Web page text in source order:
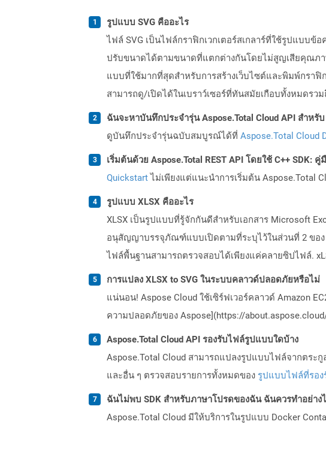
รูปแบบ SVG คืออะไร
ไฟล์ SVG เป็นไฟล์กราฟิกเวกเตอร์สเกลาร์ที่ใช้รูปแบบข้
ปรับขนาดได้ตามขนาดที่แตกต่างกันโดยไม่สูญเสียคุณภา
แบบที่ใช้มากที่สุดสำหรับการสร้างเว็บไซต์และพิมพ์กรา
สามารถดู/เปิดได้ในเบราว์เซอร์ที่ทันสมัยเกือบทั้งหมดรวม
ฉันจะหาบันทึกประจำรุ่น Aspose.Total Cloud API สำหรั
ดูบันทึกประจำรุ่นฉบับสมบูรณ์ได้ที่ Aspose.Total Cloud
เริ่มต้นด้วย Aspose.Total REST API โดยใช้ C++ SDK:
Quickstartไม่เพียงแต่แนะนำการเริ่มต้น Aspose.Total
รูปแบบ XLSX คืออะไร
XLSX เป็นรูปแบบที่รู้จักกันดีสำหรับเอกสาร Microsoft
อนุสัญญาบรรจุภัณฑ์แบบเปิดตามที่ระบุไว้ในส่วนที่ 2 ของ
ไฟล์พื้นฐานสามารถตรวจสอบได้เพียงแค่คลายซิปไฟล์.
การแปลง XLSX to SVG ในระบบคลาวด์ปลอดภัยหรือไม่
แน่นอน! Aspose Cloud ใช้เซิร์ฟเวอร์คลาวด์ Amazon
ความปลอดภัยของ Aspose](https://
Aspose.Total Cloud API รองรับไฟล์รูปแบบใดบ้าง
Aspose.Total Cloud สามารถแปลงรูปแบบไฟล์จากตระกู
และอื่น ๆ ตรวจสอบรายการทั้งหมดของ รูปแบบไฟล์ที่รอง
ฉันไม่พบ SDK สำหรับภาษาโปรดของฉัน ฉันควรทำอย่าง
Aspose.Total Cloud มีให้บริการในรูปแบบ Docker